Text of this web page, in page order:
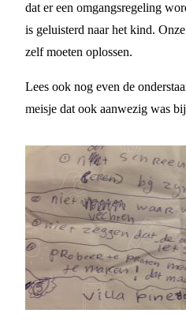
dat er een omgangsregeling
is geluisterd naar het kind.
zelf moeten oplossen.
Lees ook nog even de
meisje dat ook aanwezig was